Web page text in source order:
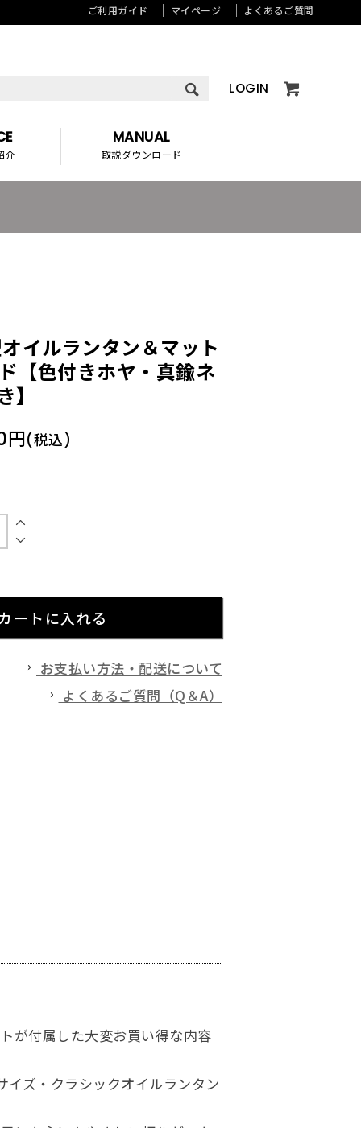
ご利用ガイド マイページ よくあるご質問
LOGIN
介
MANUAL
取説ダウンロード
イルランタン＆マット
【色付きホヤ・真鍮ネ
円(税込)
ートに入れる
お支払い方法・配送について
よくあるご質問（Q＆A）
が付属した大変お買い得な内容
ズ・クラシックオイルランタン